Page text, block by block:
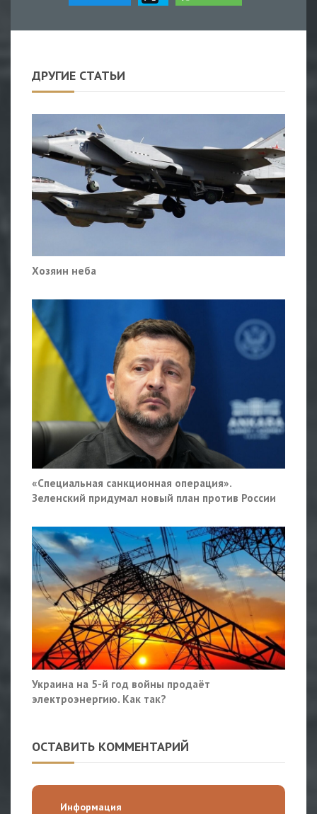
ДРУГИЕ СТАТЬИ
Хозяин неба
«Специальная санкционная операция».
Зеленский придумал новый план против России
Украина на 5-й год войны продаёт
электроэнергию. Как так?
ОСТАВИТЬ КОММЕНТАРИЙ
Информация